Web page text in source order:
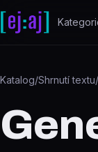
Přeskočit na obsah
Katalog/Shrnutí textu/